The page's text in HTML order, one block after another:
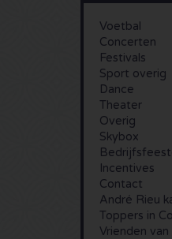
Voetbal
Concerten
Festivals
Sport overig
Dance
Theater
Overig
Skybox
Incentives
Contact
André Rieu
Toppers in
Vrienden